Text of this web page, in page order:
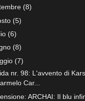
(8)
(5)
(6)
(8)
(7)
nr. 98: L'avvento di
Car...
ARCHAI: Il blu